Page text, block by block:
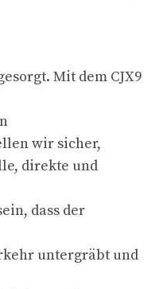
Mit dem CJX9
wir sicher,
direkte und
dass der
untergräbt und